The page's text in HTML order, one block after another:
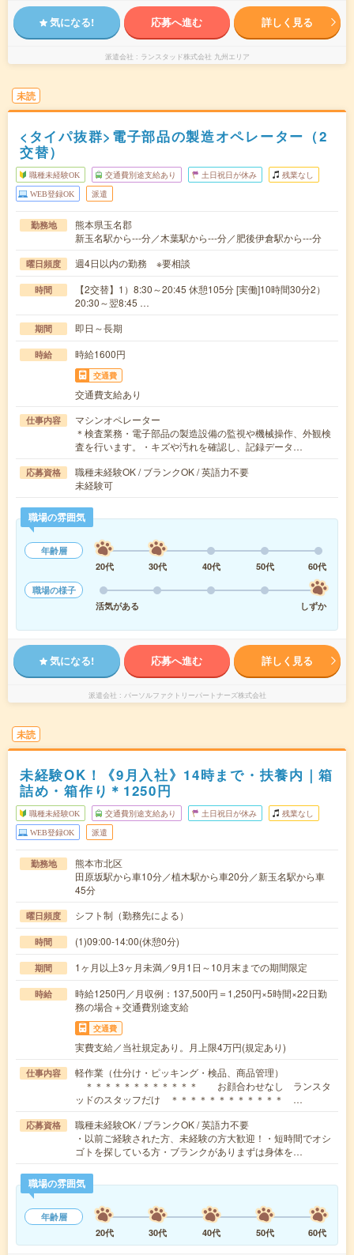
気になる! 応募へ進む 詳しく見る
派遣会社 ランスタッド株式会社 九州エリア
未読
<タイパ抜群>電子部品の製造オペレーター（2
交替）
職種未経験OK 交通費別途支給あり 土日祝日が休み 残業なし
WEB登録OK 派遣
勤務地
熊本県玉名郡
新玉名駅から---分／木葉駅から---分／肥後伊倉駅から---分
曜日頻度 週4日以内の勤務 ※要相談
時間
【2交替】1）8:30～20:45 休憩105分 [実働]10時間30分2）
20:30～翌8:45 …
期間 即日～長期
時給 時給1600円
交通費
交通費支給あり
仕事内容
マシンオペレーター
＊検査業務・電子部品の製造設備の監視や機械操作、外観検
査を行います。・キズや汚れを確認し、記録データ…
応募資格
職種未経験OK / ブランクOK / 英語力不要
未経験可
職場の雰囲気
年齢層
20代
30代 40代 50代
60代
職場の様子
活気がある
しずか
気になる! 応募へ進む 詳しく見る
派遣会社 パーソルファクトリーパートナーズ株式会社
未読
未経験OK！《9月入社》14時まで・扶養内｜箱
詰め・箱作り＊1250円
職種未経験OK 交通費別途支給あり 土日祝日が休み 残業なし
WEB登録OK 派遣
勤務地
熊本市北区
田原坂駅から車10分／植木駅から車20分／新玉名駅から車
45分
曜日頻度 シフト制（勤務先による）
時間 (1)09:00-14:00(休憩0分)
期間 1ヶ月以上3ヶ月未満／9月1日～10月末までの期間限定
時給
時給1250円／月収例：137,500円＝1,250円×5時間×22日勤
務の場合＋交通費別途支給
交通費
実費支給／当社規定あり。月上限4万円(規定あり)
仕事内容
軽作業（仕分け・ピッキング・検品、商品管理）
＊＊＊＊＊＊＊＊＊＊＊＊ お顔合わせなし ランスタ
ッドのスタッフだけ ＊＊＊＊＊＊＊＊＊＊＊＊ …
応募資格
職種未経験OK / ブランクOK / 英語力不要
・以前ご経験された方、未経験の方大歓迎！・短時間でオシ
ゴトを探している方・ブランクがありまずは身体を…
職場の雰囲気
年齢層
20代
30代 40代 50代 60代